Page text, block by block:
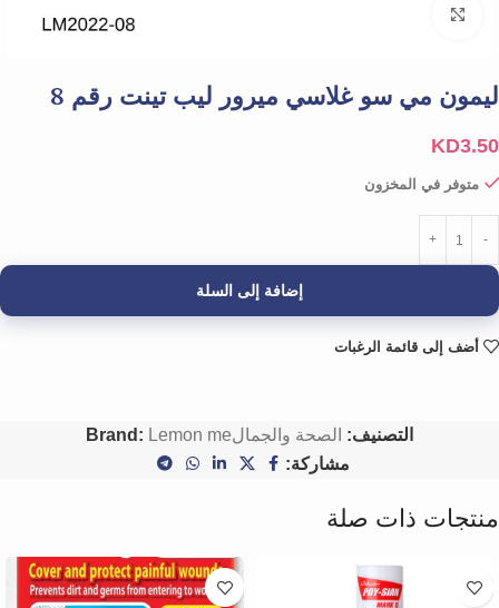
ليمون مي سو غلاسي ميرور ليب تينت رقم 8
KD3.50
متوفر في المخزون
إضافة إلى السلة
أضف إلى قائمة الرغبات
التصنيف: الصحة والجمال Brand: Lemon me
مشاركة:
منتجات ذات صلة